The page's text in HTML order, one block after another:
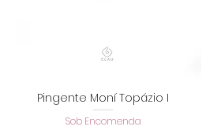
Visualização rápida
Pingente Moní Topázio I
Sob Encomenda